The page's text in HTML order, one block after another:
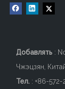
Добавлять :
Чжэцзян,
Тел. : +86-572-